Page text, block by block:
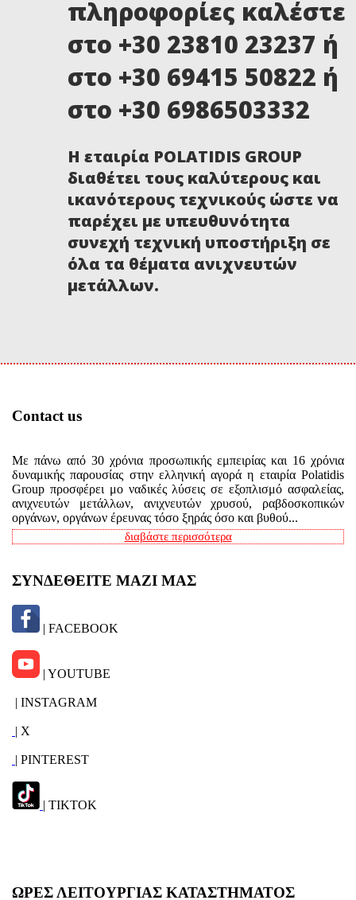
πληροφορίες καλέστε
στο +30 23810 23237 ή
στο +30 69415 50822 ή
στο +30 6986503332
Η εταιρία POLATIDIS GROUP
διαθέτει τους καλύτερους και
ικανότερους τεχνικούς ώστε να
παρέχει με υπευθυνότητα
συνεχή τεχνική υποστήριξη σε
όλα τα θέματα ανιχνευτών
μετάλλων.
Contact us
Με πάνω από 30 χρόνια προσωπικής εμπειρίας και 16 χρόνια
δυναμικής παρουσίας στην ελληνική αγορά η εταιρία Polatidis
Group προσφέρει μο ναδικές λύσεις σε εξοπλισμό ασφαλείας,
ανιχνευτών μετάλλων, ανιχνευτών χρυσού, ραβδοσκοπικών
οργάνων, οργάνων έρευνας τόσο ξηράς όσο και βυθού...
διαβάστε περισσότερα
ΣΥΝΔΕΘΕΙΤΕ ΜΑΖΙ ΜΑΣ
| FACEBOOK
| YOUTUBE
| INSTAGRAM
| X
| PINTEREST
| TIKTOK
ΩΡΕΣ ΛΕΙΤΟΥΡΓΙΑΣ ΚΑΤΑΣΤΗΜΑΤΟΣ